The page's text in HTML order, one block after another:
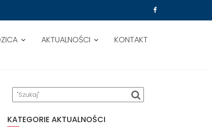
AKTUALNOŚCI KONTAKT
KATEGORIE AKTUALNOŚCI